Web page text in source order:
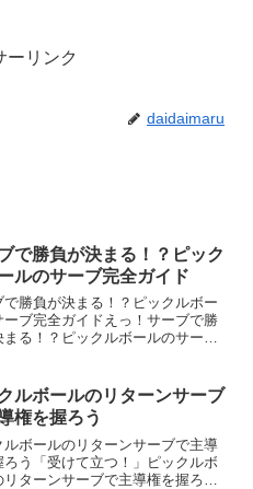
ーリンク
daidaimaru
で勝負が決まる！？ピック
ルのサーブ完全ガイド
で勝負が決まる！？ピックルボー
ーブ完全ガイドえっ！サーブで勝
まる！？ピックルボールのサーブ
ブです。「ただ打つだけでし
と思っている人、実はそれ...
ルボールのリターンサーブ
権を握ろう
ルボールのリターンサーブで主導
ろう「受けて立つ！」ピックルボ
リターンサーブで主導権を握ろ